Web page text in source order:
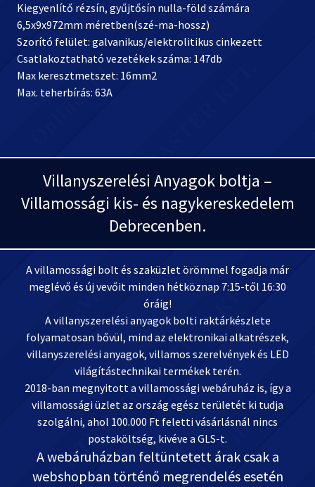
Kiegyenlítő rézsín, gyűjtősín nulla-föld számára
6,5x9x972mm méretben(szé-ma-hossz)
Szorító felület: galvanikus/elektrolitikus cinkezett
Csatlakoztatható vezetékek száma: 147db
Max keresztmetszet: 16mm2
Max. teherbírás: 63A
Villanyszerelési Anyagok boltja –
Villamossági kis- és nagykereskedelem
Debrecenben.
A villamossági bolt és szaküzlet örömmel fogadja már
meglévő és új vevőit minden hétköznap 7:15-től 16:30
óráig!
A villanyszerelési anyagok bolti raktárkészlete
folyamatosan bővül, mind az elektronikai alkatrészek,
villanyszerelési anyagok, villamos szerelvények és LED
világítástechnikai termékek terén.
2018-ban megnyitott a villamossági webáruház is, így a
villamossági üzlet az ország egész területét ki tudja
szolgálni, ahol 100.000 Ft feletti vásárlásnál nincs
postaköltség, kivéve a GLS-t.
A webáruházban feltüntetett árak csak a
webshopban történő megrendelés esetén